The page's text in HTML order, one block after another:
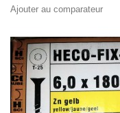
Ajouter au comparateur